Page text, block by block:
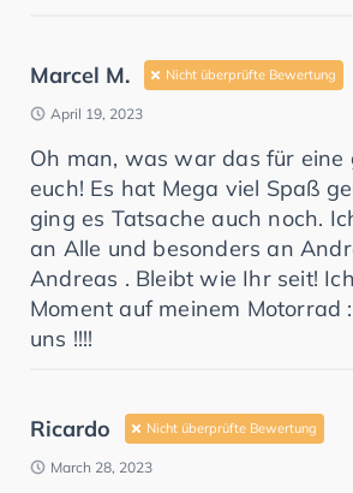
Marcel M. Nicht überprüfte Bewertung
April 19, 2023
Oh man, was war das für eine
euch! Es hat Mega viel Spaß
ging es Tatsache auch noch.
an Alle und besonders an
Andreas . Bleibt wie Ihr seit!
Moment auf meinem Motorrad
uns !!!!
Ricardo Nicht überprüfte Bewertung
March 28, 2023